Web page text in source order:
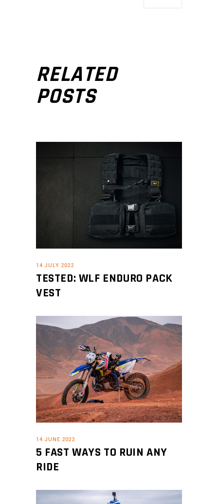
RELATED
POSTS
14 JULY 2022
TESTED: WLF ENDURO PACK
VEST
14 JUNE 2022
5 FAST WAYS TO RUIN ANY
RIDE